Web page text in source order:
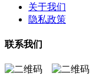
关于我们
隐私政策
联系我们